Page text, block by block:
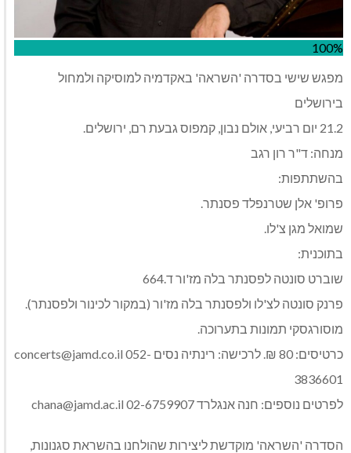
100%
מפגש שישי בסדרה 'השראה' באקדמיה למוסיקה ולמחול
בירושלים
21.2 יום רביעי, אולם נבון, קמפוס גבעת רם, ירושלים.
מנחה: ד"ר רון רגב
בהשתתפות:
פרופ' אלן שטרנפלד פסנתר.
שמואל מגן צ'לו.
בתוכנית:
שוברט סונטה לפסנתר בלה מז'ור ד.664
פרנק סונטה לצ'לו ולפסנתר בלה מז'ור (במקור לכינור ולפסנתר).
מוסורגסקי תמונות בתערוכה.
כרטיסים: 80 ₪. לרכישה: רינתיה נסים
concerts@jamd.co.il 052-
3836601
לפרטים נוספים: חנה אנגלרד
chana@jamd.ac.il 02-6759907
הסדרה 'השראה' מוקדשת ליצירות שהולחנו בהשראת סגנונות,